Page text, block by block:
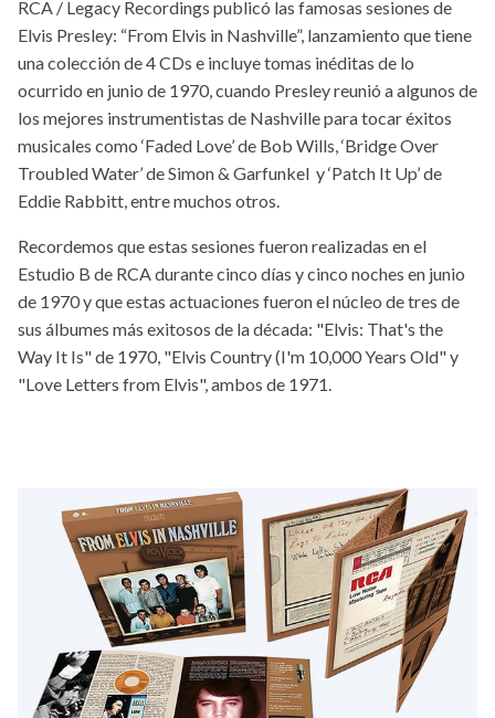
RCA / Legacy Recordings publicó las famosas sesiones de
Elvis Presley: “From Elvis in Nashville”, lanzamiento que tiene
una colección de 4 CDs e incluye tomas inéditas de lo
ocurrido en junio de 1970, cuando Presley reunió a algunos de
los mejores instrumentistas de Nashville para tocar éxitos
musicales como ‘Faded Love’ de Bob Wills, ‘Bridge Over
Troubled Water’ de Simon & Garfunkel y ‘Patch It Up’ de
Eddie Rabbitt, entre muchos otros.
Recordemos que estas sesiones fueron realizadas en el
Estudio B de RCA durante cinco días y cinco noches en junio
de 1970 y que estas actuaciones fueron el núcleo de tres de
sus álbumes más exitosos de la década: "Elvis: That's the
Way It Is" de 1970, "Elvis Country (I'm 10,000 Years Old" y
"Love Letters from Elvis", ambos de 1971.